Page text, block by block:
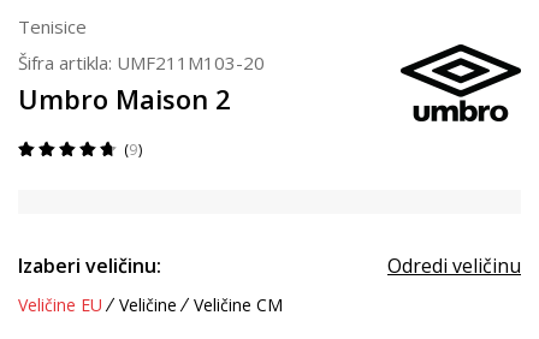
Tenisice
Šifra artikla: UMF211M103-20
Umbro Maison 2
9
Izaberi veličinu: Odredi veličinu
Veličine EU Veličine Veličine CM